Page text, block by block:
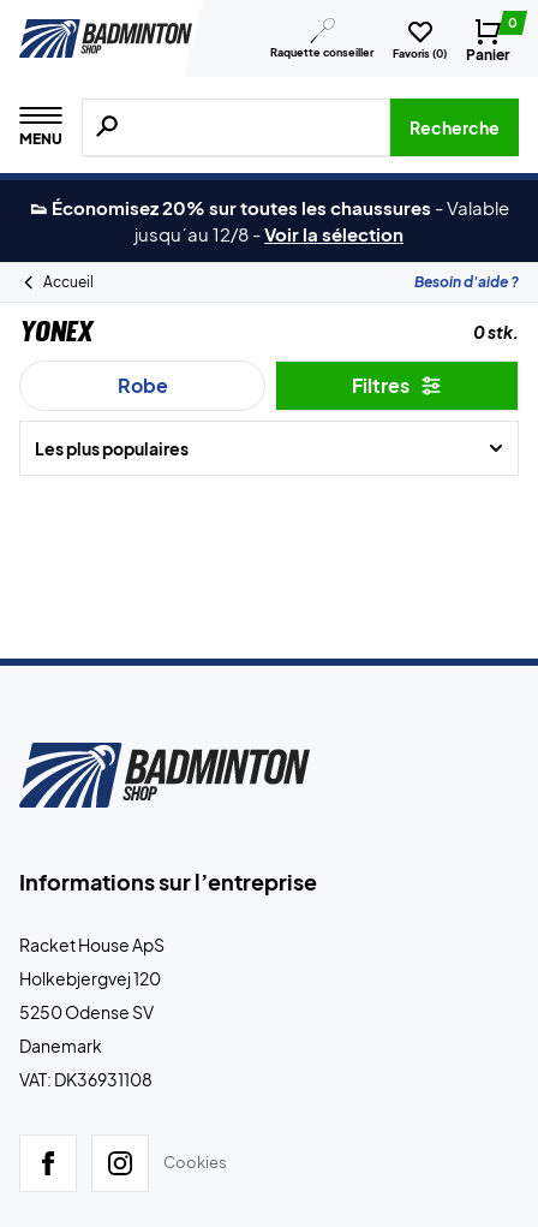
Raquette conseiller Favoris (0)
0
Panier
MENU
Recherche de produits, de marques, etc.
Recherche
👟 Économisez 20% sur toutes les chaussures -Valable
jusqu´au 12/8 -Voir la sélection
Accueil Besoin d'aide ?
Yonex 0 stk.
Robe Filtres
Les plus populaires
Informations sur l’entreprise
Racket House ApS
Holkebjergvej 120
5250 Odense SV
Danemark
VAT: DK36931108
Cookies